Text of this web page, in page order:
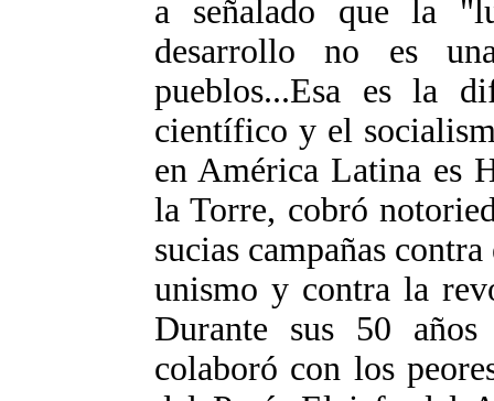
a señalado que la
desarrollo no es
pueblos...Esa es la
científico y el
en América Latina es
la Torre, cobró
sucias campañas
unismo y contra la
Durante sus 50
colaboró con los